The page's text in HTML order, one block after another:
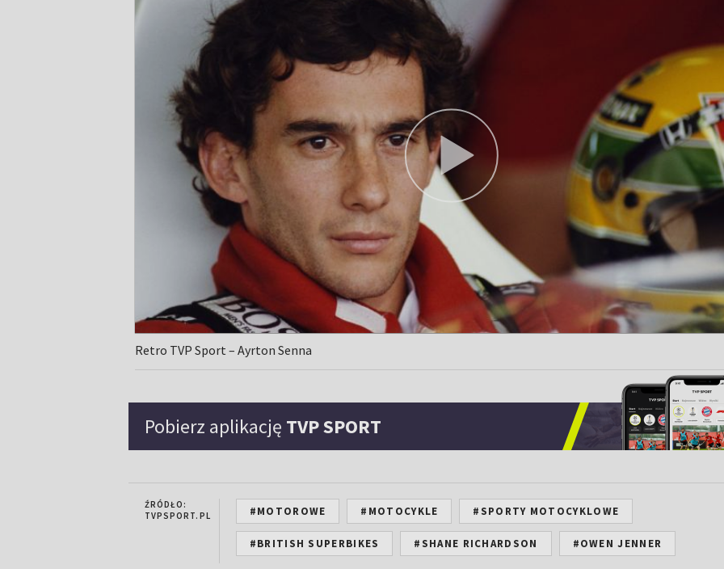
Retro TVP Sport – Ayrton Senna
Pobierz aplikację TVP SPORT
ŹRÓDŁO:
TVPSPORT.PL
#MOTOROWE #MOTOCYKLE #SPORTY MOTOCYKLOWE
#BRITISH SUPERBIKES #SHANE RICHARDSON #OWEN JENNER